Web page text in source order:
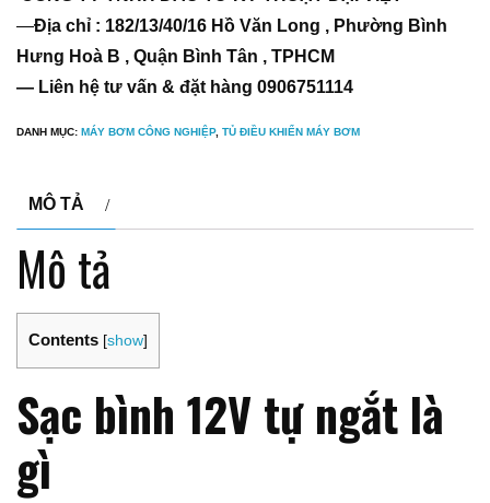
—Địa chỉ : 182/13/40/16 Hồ Văn Long , Phường Bình
Hưng Hoà B , Quận Bình Tân , TPHCM
— Liên hệ tư vấn & đặt hàng 0906751114
DANH MỤC: MÁY BƠM CÔNG NGHIỆP, TỦ ĐIỀU KHIỂN MÁY BƠM
MÔ TẢ
Mô tả
Contents [show]
Sạc bình 12V tự ngắt là
gì